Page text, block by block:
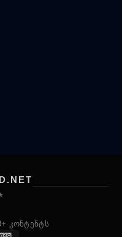
კონტენტს